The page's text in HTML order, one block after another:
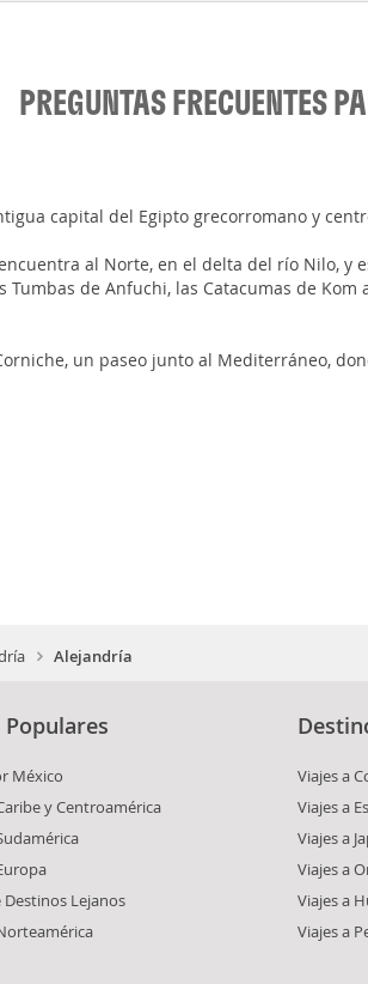
PREGUNTAS FRECUENTES
capital del Egipto grecorromano y
al Norte, en el delta del río Nilo, y
Tumbas de Anfuchi, las Catacumas de
un paseo junto al Mediterráneo,
Alejandría
Populares
México
y Centroamérica
Destinos Lejanos
Viajes a
Viajes a
Viajes a
Viajes a
Viajes a
Viajes a